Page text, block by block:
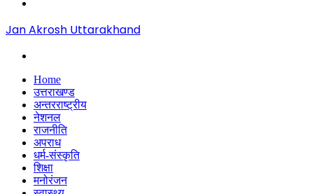
Jan Akrosh Uttarakhand
Home
उत्तराखण्ड
अन्तरराष्ट्रीय
नेशनल
राजनीति
अपराध
धर्म-संस्कृति
शिक्षा
मनोरंजन